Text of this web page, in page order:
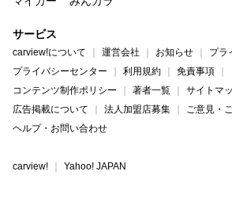
サービス
carview!について 運営会社 お知らせ
プラ
プライバシーセンター
利用規約
免責事項
コンテンツ制作ポリシー
著者一覧
サイトマ
広告掲載について
法人加盟店募集
ご意見・
ヘルプ・お問い合わせ
carview! Yahoo! JAPAN